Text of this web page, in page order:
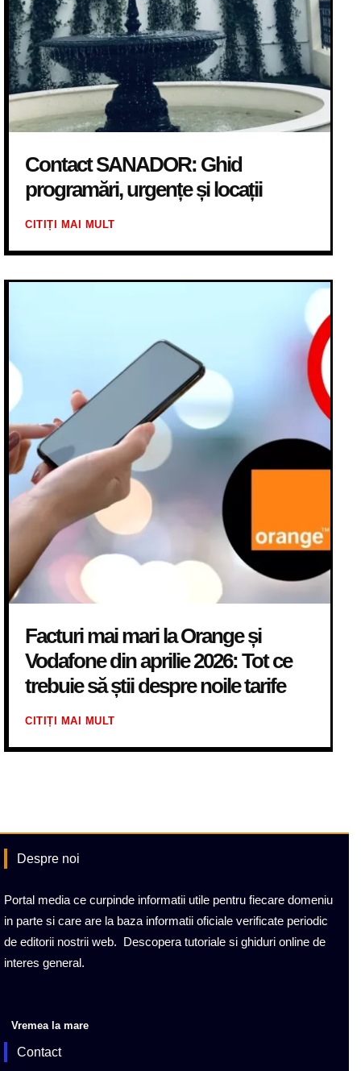
Contact SANADOR: Ghid
programări, urgențe și locații
CITIȚI MAI MULT
Facturi mai mari la Orange și
Vodafone din aprilie 2026: Tot ce
trebuie să știi despre noile tarife
CITIȚI MAI MULT
Despre noi
Portal media ce curpinde informatii utile pentru fiecare domeniu
in parte si care are la baza informatii oficiale verificate periodic
de editorii nostrii web. Descopera tutoriale si ghiduri online de
interes general.
Vremea la mare
Contact